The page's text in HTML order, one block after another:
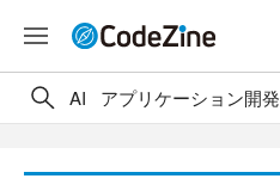
AI アプリケーション開発